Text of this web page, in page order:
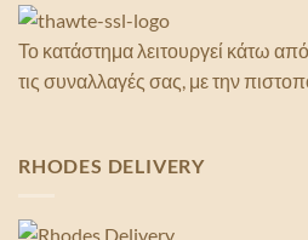
Το κατάστημα λειτουργεί κάτω
τις συναλλαγές σας, με την
RHODES DELIVERY